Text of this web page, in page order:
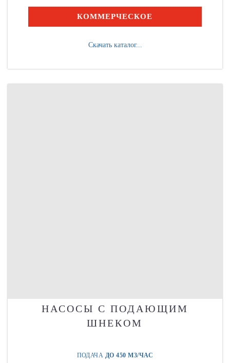
КОММЕРЧЕСКОЕ
Скачать каталог...
НАСОСЫ С ПОДАЮЩИМ
ШНЕКОМ
ПОДАЧА ДО 450 М3/ЧАС